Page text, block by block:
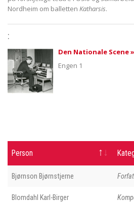
Nordheim om balletten Katharsis.
:
Den Nationale Scene »
Engen 1
Person
Bjørnson Bjørnstjerne
Blomdahl Karl-Birger